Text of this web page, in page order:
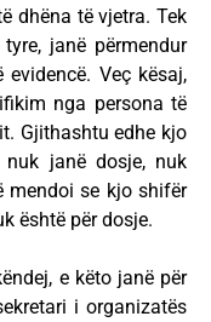
dhëna të vjetra. Tek
janë përmendur
Veç kësaj,
nga persona të
Gjithashtu edhe kjo
nuk janë dosje, nuk
mendoi se kjo shifër
është për dosje.
e këto janë për
i organizatës